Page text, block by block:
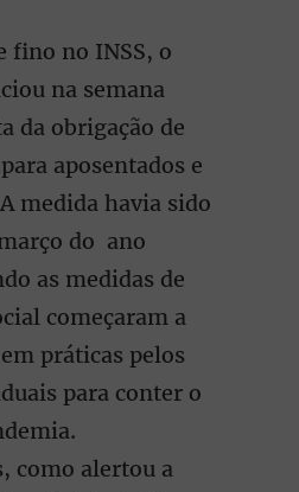
fino no INSS, o
na semana
da obrigação de
aposentados e
medida havia sido
do ano
as medidas de
começaram a
práticas pelos
para conter o
como alertou a